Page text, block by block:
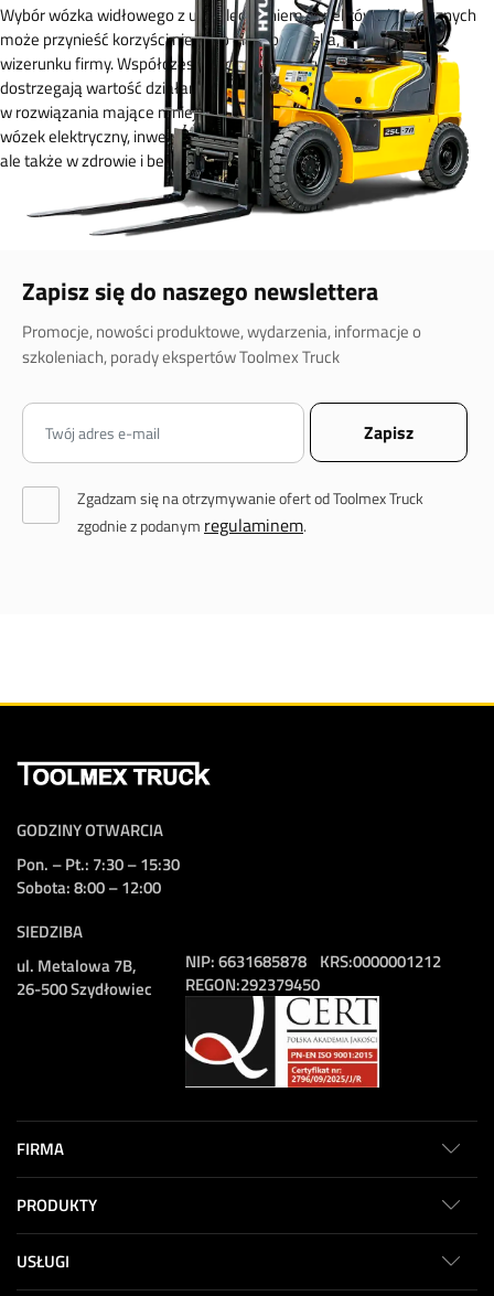
Wybór wózka widłowego z uwzględnieniem aspektów ekologicznych
może przynieść korzyści nie tylko dla środowiska, ale również dla
wizerunku firmy. Współczesne przedsiębiorstwa coraz częściej
dostrzegają wartość działań proekologicznych i chętnie inwestują
w rozwiązania mające mniejszy wpływ na środowisko. Wybierając
wózek elektryczny, inwestujesz nie tylko w ekologiczną przyszłość,
ale także w zdrowie i bezpieczeństwo pracowników.
Zapisz się do naszego newslettera
Promocje, nowości produktowe, wydarzenia, informacje o
szkoleniach, porady ekspertów Toolmex Truck
Zgadzam się na otrzymywanie ofert od Toolmex Truck
zgodnie z podanym regulaminem.
GODZINY OTWARCIA
Pon. – Pt.: 7:30 – 15:30
Sobota: 8:00 – 12:00
SIEDZIBA
ul. Metalowa 7B,
26-500 Szydłowiec
NIP:6631685878
REGON:292379450
KRS:0000001212
FIRMA
PRODUKTY
USŁUGI